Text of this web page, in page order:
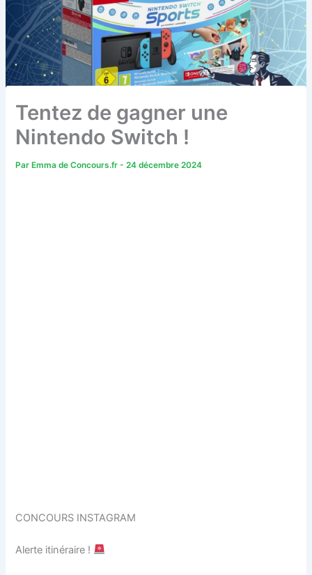
Tentez de gagner une
Nintendo Switch !
Par Emma de Concours.fr-24 décembre 2024
CONCOURS INSTAGRAM
Alerte itinéraire !